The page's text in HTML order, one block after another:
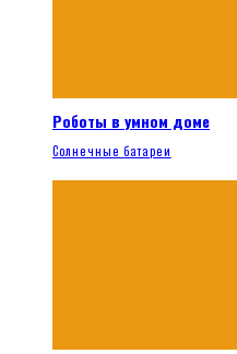
Роботы в умном доме
Солнечные батареи